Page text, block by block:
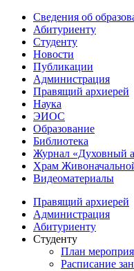
Сведения об
Абитуриенту
Студенту
Новости
Публикации
Администрация
Правящий архиерей
Наука
ЭИОС
Образование
Библиотека
Журнал «Духовный
Храм
Видеоматериалы
Правящий архиерей
Администрация
Абитуриенту
Студенту
План
Расписание